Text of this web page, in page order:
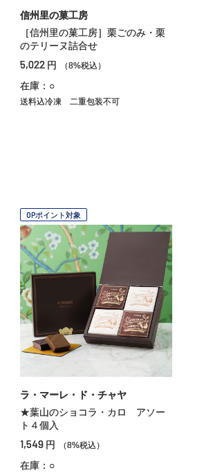
信州里の菓工房
［信州里の菓工房］栗ごのみ・栗
のテリーヌ詰合せ
5,022 円 （8%税込）
在庫：○
送料込冷凍 二重包装不可
OPポイント対象
ラ・マーレ・ド・チャヤ
★葉山のショコラ・カロ アソー
ト４個入
1,549 円 （8%税込）
在庫：○